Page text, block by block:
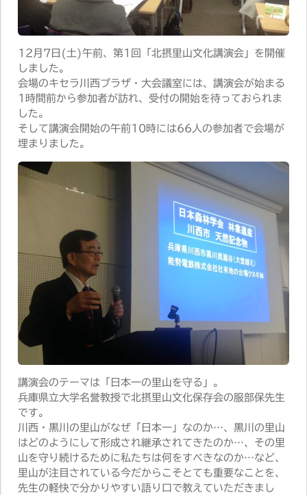
12月7日(土)午前、第1回「北摂里山文化講演会」を開催
しました。
会場のキセラ川西プラザ・大会議室には、講演会が始まる
1時間前から参加者が訪れ、受付の開始を待っておられま
した。
そして講演会開始の午前10時には66人の参加者で会場が
埋まりました。
講演会のテーマは「日本一の里山を守る」。
兵庫県立大学名誉教授で北摂里山文化保存会の服部保先生
です。
川西・黒川の里山がなぜ「日本一」なのか…、黒川の里山
はどのようにして形成され継承されてきたのか…、その里
山を守り続けるために私たちは何をすべきなのか…など、
里山が注目されている今だからこそとても重要なことを、
先生の軽快で分かりやすい語り口で教えていただきまし